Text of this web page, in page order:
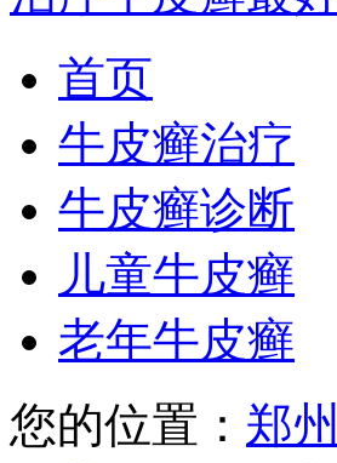
首页
牛皮癣治疗
牛皮癣诊断
儿童牛皮癣
老年牛皮癣
您的位置： 郑